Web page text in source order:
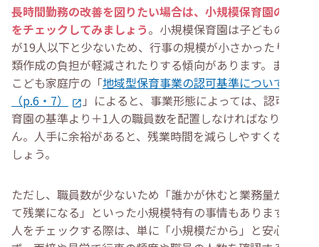
長時間勤務の改善を図りたい場合は、小規模保育園の求人
をチェックしてみましょう。小規模保育園は子どもの定員
が19人以下と少ないため、行事の規模が小さかったり書
類作成の負担が軽減されたりする傾向があります。また、
こども家庭庁の「地域型保育事業の認可基準について
（p.6・7）
」によると、事業形態によっては、認可保
育園の基準より＋1人の職員数を配置しなければなりませ
ん。人手に余裕があると、残業時間を減らしやすくなるで
しょう。
ただし、職員数が少ないため「誰かが休むと業務量が増え
て残業になる」といった小規模特有の事情もあります。求
人をチェックする際は、単に「小規模だから」と安心せ